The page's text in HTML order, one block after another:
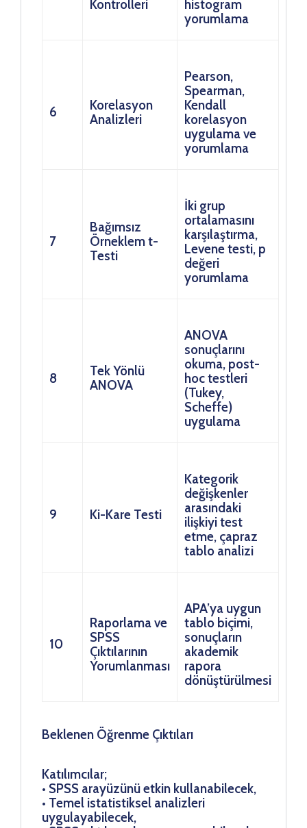
Kontrolleri
histogram
yorumlama
6
Korelasyon
Analizleri
Pearson,
Spearman,
Kendall
korelasyon
uygulama ve
yorumlama
7
Bağımsız
Örneklem t-
Testi
İki grup
ortalamasını
karşılaştırma,
Levene testi, p
değeri
yorumlama
8
Tek Yönlü
ANOVA
ANOVA
sonuçlarını
okuma, post-
hoc testleri
(Tukey,
Scheffe)
uygulama
9 Ki-Kare Testi
Kategorik
değişkenler
arasındaki
ilişkiyi test
etme, çapraz
tablo analizi
10
Raporlama ve
SPSS
Çıktılarının
Yorumlanması
APA’ya uygun
tablo biçimi,
sonuçların
akademik
rapora
dönüştürülmesi
Beklenen Öğrenme Çıktıları
Katılımcılar;
• SPSS arayüzünü etkin kullanabilecek,
• Temel istatistiksel analizleri
uygulayabilecek,